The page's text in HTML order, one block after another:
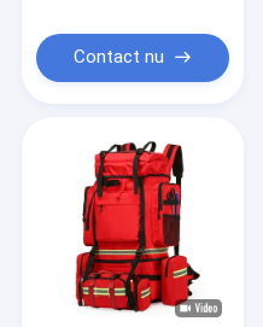
1800D Oxford stof
Contact nu